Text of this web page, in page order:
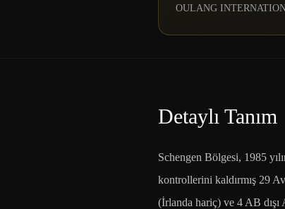
OULANG
Detaylı Tanım
Schengen Bölgesi, 1985
kontrollerini kaldırmış 29
(İrlanda hariç) ve 4 AB